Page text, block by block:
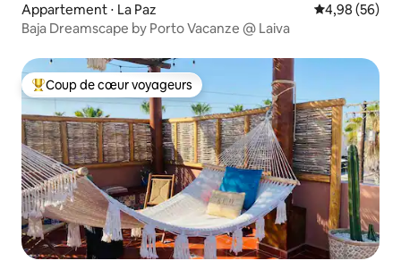
Appartement ⋅ La Paz Évaluation
4,98 (56)
Baja Dreamscape by Porto Vacanze @ Laiva
Coups de cœur voyageurs les plus appréciés
Coup de cœur voyageurs